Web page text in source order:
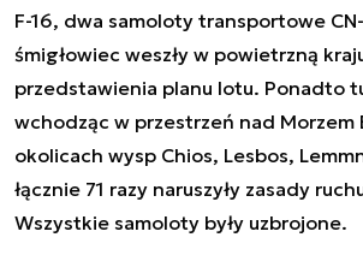
F-16, dwa samoloty transportowe
śmigłowiec weszły w powietrzną
przedstawienia planu lotu. Ponadto
wchodząc w przestrzeń nad Morzem
okolicach wysp Chios, Lesbos,
łącznie 71 razy naruszyły zasady
Wszystkie samoloty były uzbrojone.